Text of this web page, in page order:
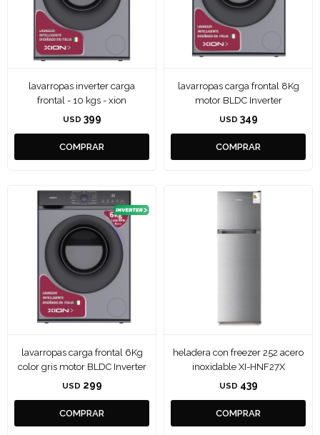
lavarropas inverter carga
frontal - 10 kgs - xion
USD 399
lavarropas carga frontal 8Kg
motor BLDC Inverter
USD 349
lavarropas carga frontal 6Kg
color gris motor BLDC Inverter
USD 299
heladera con freezer 252 acero
inoxidable XI-HNF27X
USD 439